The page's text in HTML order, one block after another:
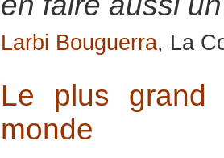
Larbi Bouguerra, La
Le plus grand
monde